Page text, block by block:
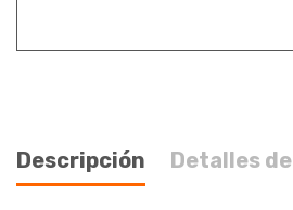
Descripción Detalles